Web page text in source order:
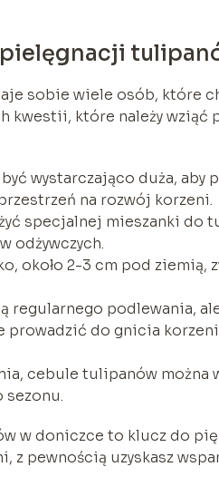
sobie wiele osób, które
które należy wziąć
wystarczająco duża, aby
na rozwój korzeni.
specjalnej mieszanki do
odżywczych.
około 2-3 cm pod ziemią,
regularnego podlewania,
prowadzić do gnicia
cebule tulipanów można
sezonu.
w doniczce to klucz do
z pewnością uzyskasz